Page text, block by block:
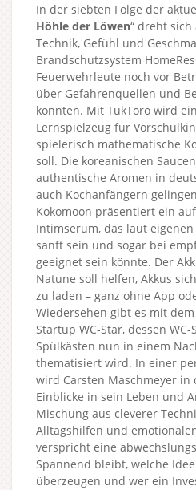
In der siebten Folge der
Höhle der Löwen“ dreht
Technik, Gefühl und
Brandschutzsystem
Feuerwehrleute noch vor
über Gefahrenquellen und
könnten. Mit TukToro wird
Lernspielzeug für
spielerisch mathematische
soll. Die koreanischen
authentische Aromen in
auch Kochanfängern
Kokomoon präsentiert ein
Intimserum, das laut
sanft sein und sogar bei
geeignet sein könnte. Der
Natune soll helfen, Akkus
zu laden – ganz ohne App
Wiedersehen gibt es mit
Startup WC-Star, dessen
Spülkästen nun in einem
thematisiert wird. In einer
wird Carsten Maschmeyer in
Einblicke in sein Leben und
Mischung aus cleverer
Alltagshilfen und
verspricht eine
Spannend bleibt, welche
überzeugen und wer ein